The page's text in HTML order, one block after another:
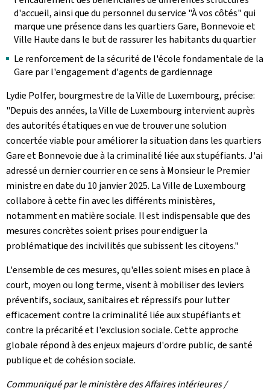
d'accueil, ainsi que du personnel du service "À vos côtés" qui
marque une présence dans les quartiers Gare, Bonnevoie et
Ville Haute dans le but de rassurer les habitants du quartier
Le renforcement de la sécurité de l'école fondamentale de la
Gare par l'engagement d'agents de gardiennage
Lydie Polfer, bourgmestre de la Ville de Luxembourg, précise:
"Depuis des années, la Ville de Luxembourg intervient auprès
des autorités étatiques en vue de trouver une solution
concertée viable pour améliorer la situation dans les quartiers
Gare et Bonnevoie due à la criminalité liée aux stupéfiants. J'ai
adressé un dernier courrier en ce sens à Monsieur le Premier
ministre en date du 10 janvier 2025. La Ville de Luxembourg
collabore à cette fin avec les différents ministères,
notamment en matière sociale. Il est indispensable que des
mesures concrètes soient prises pour endiguer la
problématique des incivilités que subissent les citoyens."
L'ensemble de ces mesures, qu'elles soient mises en place à
court, moyen ou long terme, visent à mobiliser des leviers
préventifs, sociaux, sanitaires et répressifs pour lutter
efficacement contre la criminalité liée aux stupéfiants et
contre la précarité et l'exclusion sociale. Cette approche
globale répond à des enjeux majeurs d'ordre public, de santé
publique et de cohésion sociale.
Communiqué par le ministère des Affaires intérieures /